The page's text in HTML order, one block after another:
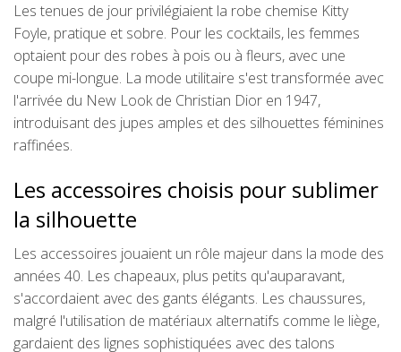
Les tenues de jour privilégiaient la robe chemise Kitty
Foyle, pratique et sobre. Pour les cocktails, les femmes
optaient pour des robes à pois ou à fleurs, avec une
coupe mi-longue. La mode utilitaire s'est transformée avec
l'arrivée du New Look de Christian Dior en 1947,
introduisant des jupes amples et des silhouettes féminines
raffinées.
Les accessoires choisis pour sublimer
la silhouette
Les accessoires jouaient un rôle majeur dans la mode des
années 40. Les chapeaux, plus petits qu'auparavant,
s'accordaient avec des gants élégants. Les chaussures,
malgré l'utilisation de matériaux alternatifs comme le liège,
gardaient des lignes sophistiquées avec des talons